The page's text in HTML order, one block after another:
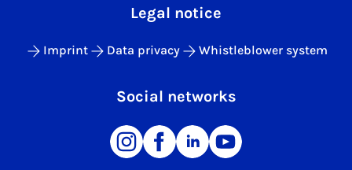
Legal notice
Imprint Data privacy Whistleblower system
Social networks